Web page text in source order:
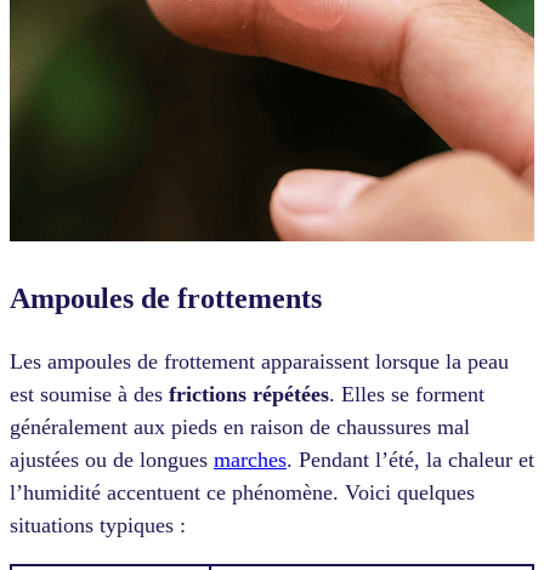
Ampoules de frottements
Les ampoules de frottement apparaissent lorsque la peau
est soumise à des frictions répétées. Elles se forment
généralement aux pieds en raison de chaussures mal
ajustées ou de longues marches. Pendant l’été, la chaleur et
l’humidité accentuent ce phénomène. Voici quelques
situations typiques :